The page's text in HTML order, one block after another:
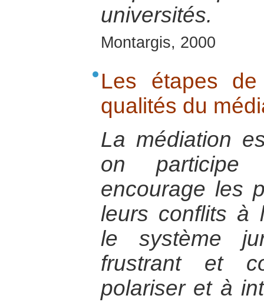
universités.
Montargis, 2000
Les étapes
qualités du
La médiation
on participe
encourage les
leurs conflits à
le système
frustrant et
polariser et à